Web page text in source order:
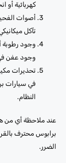
كهربائية أو
أصوات
تآكل
وجود رطوبة
وجود عفن
تحذيرات
في سيارات
النظام.
عند ملاحظة أي من
برابوس محترف
الضرر.